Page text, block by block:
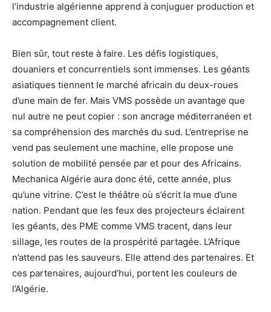
l’industrie algérienne apprend à conjuguer production et
accompagnement client.
Bien sûr, tout reste à faire. Les défis logistiques,
douaniers et concurrentiels sont immenses. Les géants
asiatiques tiennent le marché africain du deux-roues
d’une main de fer. Mais VMS possède un avantage que
nul autre ne peut copier : son ancrage méditerranéen et
sa compréhension des marchés du sud. L’entreprise ne
vend pas seulement une machine, elle propose une
solution de mobilité pensée par et pour des Africains.
Mechanica Algérie aura donc été, cette année, plus
qu’une vitrine. C’est le théâtre où s’écrit la mue d’une
nation. Pendant que les feux des projecteurs éclairent
les géants, des PME comme VMS tracent, dans leur
sillage, les routes de la prospérité partagée. L’Afrique
n’attend pas les sauveurs. Elle attend des partenaires. Et
ces partenaires, aujourd’hui, portent les couleurs de
l’Algérie.